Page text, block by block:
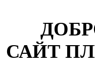
САЙТ